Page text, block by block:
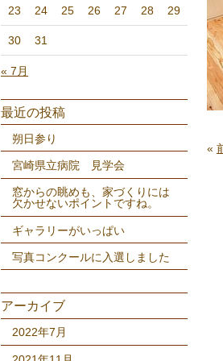
23 24 25 26 27 28 29
30 31
« 7月
最近の投稿
朔日参り
宮崎県立病院 見学会
窓からの眺めも、家づくりには
欠かせないポイントですね。
ギャラリーがいっぱい
写真コンクールに入選しました
アーカイブ
2022年7月
«